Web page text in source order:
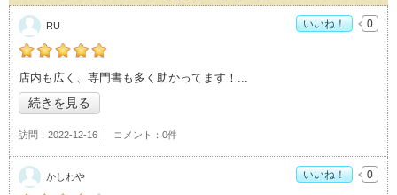
RUの「ACADEMIAイーアスつくば店>」おすすめ度：
店内も広く、専門書も多く助かってます！
続きを見る
訪問 2022-12-16 コメント 0件
RU いいね！ 0
かしわや いいね！ 0